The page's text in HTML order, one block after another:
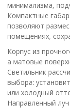
минимализма,
Компактные
позволяют
помещениях,
Корпус из
а матовые
Светильник
выбора:
или холодный
Направленный